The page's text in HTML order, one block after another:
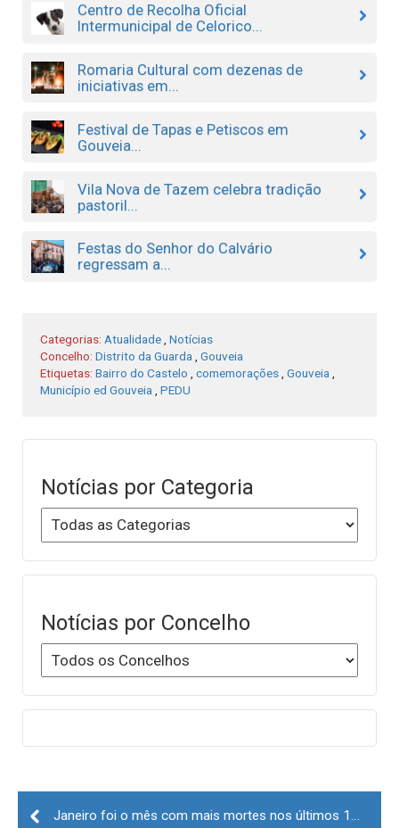
Centro de Recolha Oficial
Intermunicipal de Celorico...
Romaria Cultural com dezenas de
iniciativas em...
Festival de Tapas e Petiscos em
Gouveia...
Vila Nova de Tazem celebra tradição
pastoril...
Festas do Senhor do Calvário
regressam a...
Categorias: Atualidade Notícias
Concelho: Distrito da Guarda
Gouveia
Etiquetas: Bairro do Castelo comemorações Gouveia
Município ed Gouveia
PEDU
Notícias por Categoria
Notícias por Concelho
Post
navigation
Janeiro foi o mês com mais mortes nos últimos 12 anos